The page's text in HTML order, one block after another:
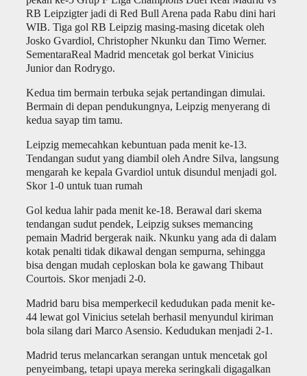
RB Leipzigter jadi di Red Bull Arena pada Rabu dini hari
WIB. Tiga gol RB Leipzig masing-masing dicetak oleh
Josko Gvardiol, Christopher Nkunku dan Timo Werner.
SementaraReal Madrid mencetak gol berkat Vinicius
Junior dan Rodrygo.
Kedua tim bermain terbuka sejak pertandingan dimulai.
Bermain di depan pendukungnya, Leipzig menyerang di
kedua sayap tim tamu.
Leipzig memecahkan kebuntuan pada menit ke-13.
Tendangan sudut yang diambil oleh Andre Silva, langsung
mengarah ke kepala Gvardiol untuk disundul menjadi gol.
Skor 1-0 untuk tuan rumah
Gol kedua lahir pada menit ke-18. Berawal dari skema
tendangan sudut pendek, Leipzig sukses memancing
pemain Madrid bergerak naik. Nkunku yang ada di dalam
kotak penalti tidak dikawal dengan sempurna, sehingga
bisa dengan mudah ceploskan bola ke gawang Thibaut
Courtois. Skor menjadi 2-0.
Madrid baru bisa memperkecil kedudukan pada menit ke-
44 lewat gol Vinicius setelah berhasil menyundul kiriman
bola silang dari Marco Asensio. Kedudukan menjadi 2-1.
Madrid terus melancarkan serangan untuk mencetak gol
penyeimbang, tetapi upaya mereka seringkali digagalkan